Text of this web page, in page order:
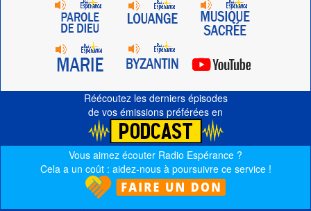
Réécoutez les derniers épisodes
de vos émissions préférées en
Vous aimez écouter Radio Espérance ?
Cela a un coût : aidez-nous à poursuivre ce service !